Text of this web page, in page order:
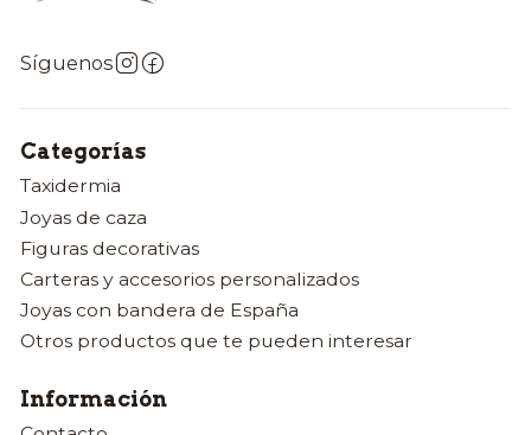
Síguenos
Categorías
Taxidermia
Joyas de caza
Figuras decorativas
Carteras y accesorios personalizados
Joyas con bandera de España
Otros productos que te pueden interesar
Información